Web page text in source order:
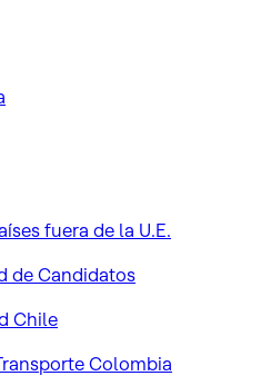
fuera de la U.E.
de Candidatos
Chile
Colombia